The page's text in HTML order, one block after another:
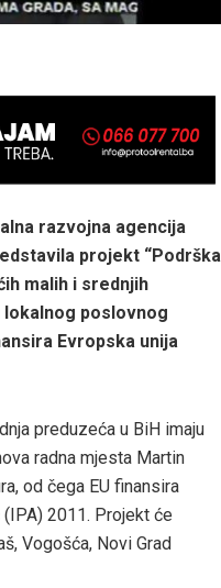
razvojna agencija
projekt “Podrška
malih i srednjih
lokalnog poslovnog
Evropska unija
preduzeća u BiH imaju
radna mjesta Martin
od čega EU finansira
2011. Projekt će
Vogošća, Novi Grad